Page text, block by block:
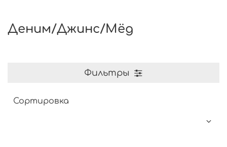
Деним/Джинс/Мёд
Фильтры